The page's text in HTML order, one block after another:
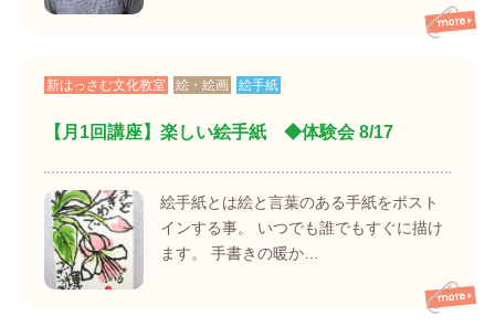
新はっさむ文化教室 絵・絵画 絵手紙
【月1回講座】楽しい絵手紙 ◆体験会 8/17
絵手紙とは絵と言葉のある手紙をポスト
インする事。 いつでも誰でもすぐに描け
ます。 手書きの暖か…